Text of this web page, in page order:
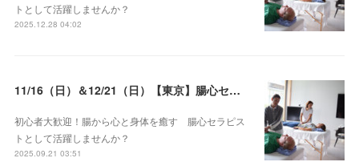
トとして活躍しませんか？
2025.12.28 04:02
11/16（日）＆12/21（日）【東京】腸心セラピスト養成コース《２日間コース》開講決定
初心者大歓迎！腸から心と身体を癒す 腸心セラピス
トとして活躍しませんか？
2025.09.21 03:51